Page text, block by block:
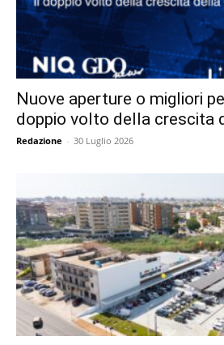
Nuove aperture o migliori
doppio volto della crescita
Redazione - 30 Luglio 2026